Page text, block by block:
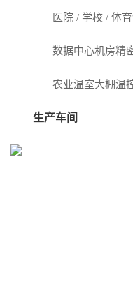
医院 / 学校 / 体育
数据中心机房精密
农业温室大棚温
生产车间